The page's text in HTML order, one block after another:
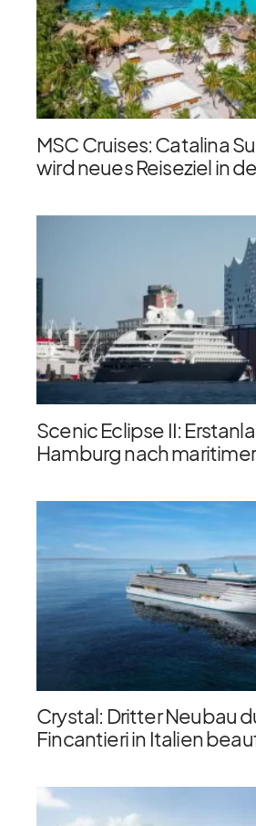
MSC Cruises: Catalina
wird neues Reiseziel in
Scenic Eclipse II:
Hamburg nach
Crystal: Dritter Neubau
Fincantieri in Italien